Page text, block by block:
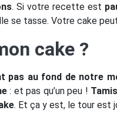
. Si votre recette est
se tasse. Votre cake
cake ?
pas au fond de notre
: et pas qu’un peu !
. Et ça y est, le tour est